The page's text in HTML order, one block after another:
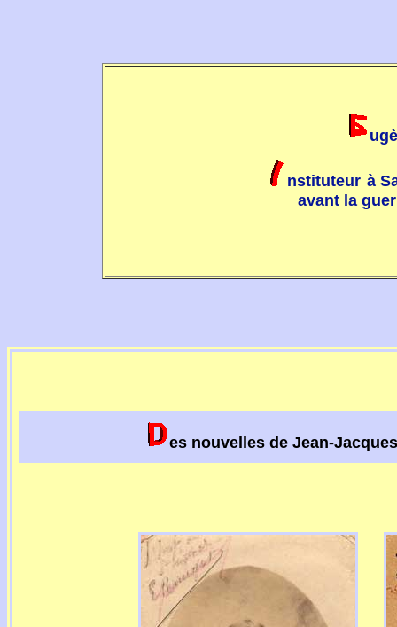
nstituteur à
avant la
es nouvelles de Jean-